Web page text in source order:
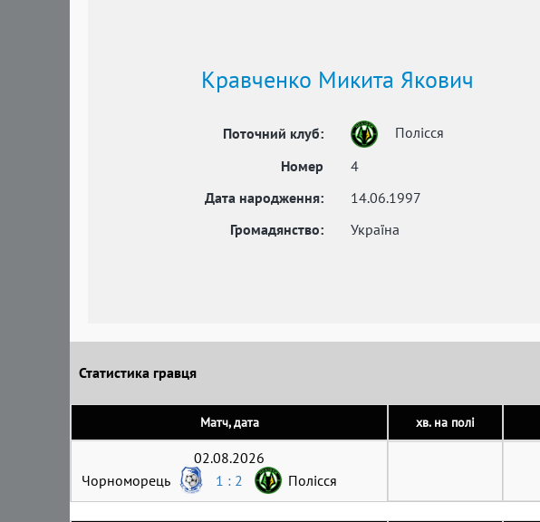
Кравченко Микита Якович
Поточний клуб:
Полісся
Номер
4
Дата народження:
14.06.1997
Громадянство:
Україна
Статистика гравця
Матч, дата хв. на полі
02.08.2026
Чорноморець
1 : 2 Полісся